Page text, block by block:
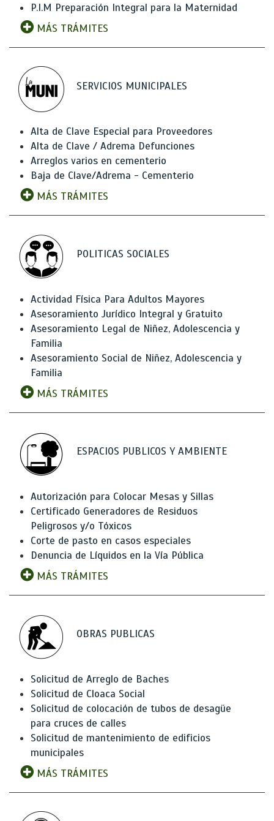
P.I.M Preparación Integral para la Maternidad
MÁS TRÁMITES
SERVICIOS MUNICIPALES
Alta de Clave Especial para Proveedores
Alta de Clave / Adrema Defunciones
Arreglos varios en cementerio
Baja de Clave/Adrema - Cementerio
MÁS TRÁMITES
POLITICAS SOCIALES
Actividad Física Para Adultos Mayores
Asesoramiento Jurídico Integral y Gratuito
Asesoramiento Legal de Niñez, Adolescencia y
Familia
Asesoramiento Social de Niñez, Adolescencia y
Familia
MÁS TRÁMITES
ESPACIOS PUBLICOS Y AMBIENTE
Autorización para Colocar Mesas y Sillas
Certificado Generadores de Residuos
Peligrosos y/o Tóxicos
Corte de pasto en casos especiales
Denuncia de Líquidos en la Vía Pública
MÁS TRÁMITES
OBRAS PUBLICAS
Solicitud de Arreglo de Baches
Solicitud de Cloaca Social
Solicitud de colocación de tubos de desagüe
para cruces de calles
Solicitud de mantenimiento de edificios
municipales
MÁS TRÁMITES